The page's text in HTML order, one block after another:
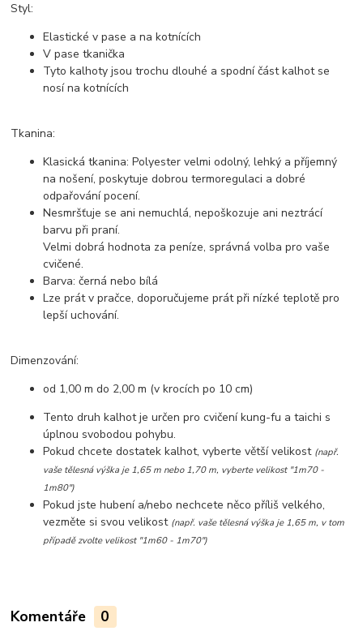
Styl:
Elastické v pase a na kotnících
V pase tkanička
Tyto kalhoty jsou trochu dlouhé a spodní část kalhot se
nosí na kotnících
Tkanina:
Klasická tkanina: Polyester velmi odolný, lehký a příjemný
na nošení, poskytuje dobrou termoregulaci a dobré
odpařování pocení.
Nesmršťuje se ani nemuchlá, nepoškozuje ani neztrácí
barvu při praní.
Velmi dobrá hodnota za peníze, správná volba pro vaše
cvičené.
Barva: černá nebo bílá
Lze prát v pračce, doporučujeme prát při nízké teplotě pro
lepší uchování.
Dimenzování:
od 1,00 m do 2,00 m (v krocích po 10 cm)
Tento druh kalhot je určen pro cvičení kung-fu a taichi s
úplnou svobodou pohybu.
Pokud chcete dostatek kalhot, vyberte větší velikost (např.
vaše tělesná výška je 1,65 m nebo 1,70 m, vyberte velikost "1m70 -
1m80")
Pokud jste hubení a/nebo nechcete něco příliš velkého,
vezměte si svou velikost (např. vaše tělesná výška je 1,65 m, v tom
případě zvolte velikost "1m60 - 1m70")
Komentáře 0